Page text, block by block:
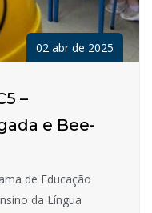
02 abr de 2025
–
e Bee-
de Educação
da Língua